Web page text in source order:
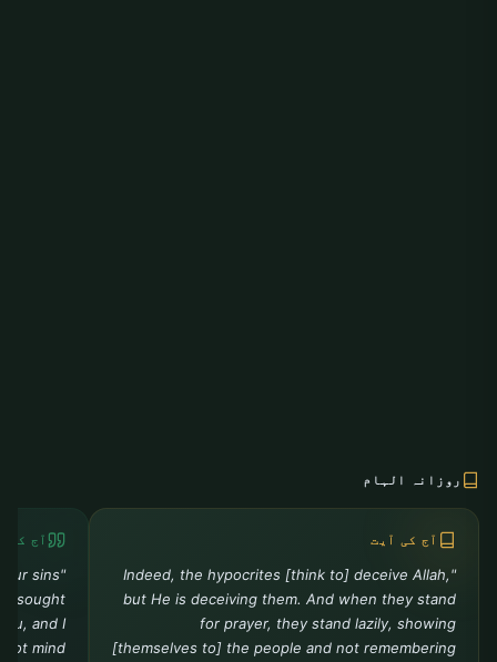
روزانہ الہام
آج کی آیت
"Indeed, the hypocrites [think to] deceive Allah,
but He is deceiving them. And when they stand
for prayer, they stand lazily, showing
[themselves to] the people and not remembering
آج کی
sins
sought
and I
mind."""